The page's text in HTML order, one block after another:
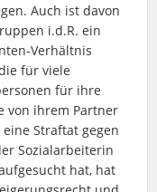
Auch ist davon
i.d.R. ein
Verhältnis
für viele
für ihre
von ihrem Partner
Straftat gegen
Sozialarbeiterin
hat, hat